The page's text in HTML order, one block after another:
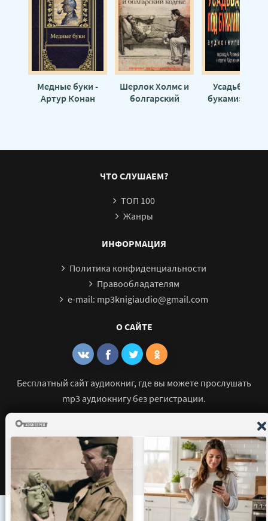
Медные буки -
Артур Конан
Шерлок Холмс и
болгарский
Усадьба
буками» -
ЧТО СЛУШАЕМ?
ТОП 100
Жанры
ИНФОРМАЦИЯ
Политика конфиденциальности
Правообладателям
e-mail: mp3knigiaudio@gmail.com
О САЙТЕ
Бесплатный сайт аудиокниг, где вы можете прослушать
mp3 аудиокнигу без регистрации.
© 2021 - 2026 mp3-knigi-audio.com Все права защищены